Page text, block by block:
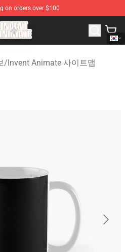
on orders over $100
Official Invent Animate
/Invent Animate 사이트맵